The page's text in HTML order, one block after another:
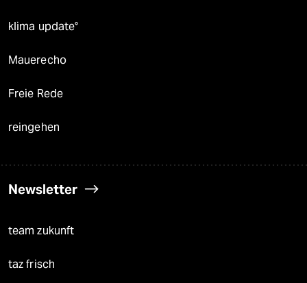
klima update°
Mauerecho
Freie Rede
reingehen
Newsletter
team zukunft
taz frisch